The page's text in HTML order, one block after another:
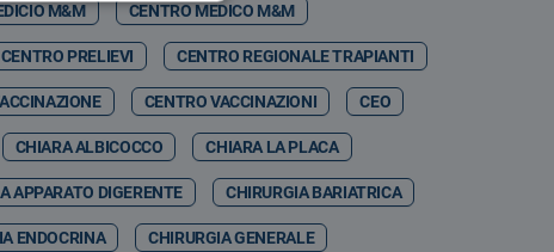
M&M CENTRO MEDICO M&M
CENTRO PRELIEVI CENTRO REGIONALE TRAPIANTI
CENTRO VACCINAZIONI CEO
CHIARA ALBICOCCO CHIARA LA PLACA
APPARATO DIGERENTE CHIRURGIA BARIATRICA
ENDOCRINA CHIRURGIA GENERALE